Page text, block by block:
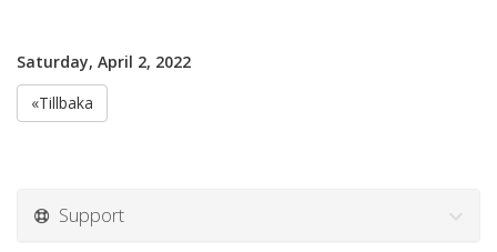
Saturday, April 2, 2022
«Tillbaka
Support